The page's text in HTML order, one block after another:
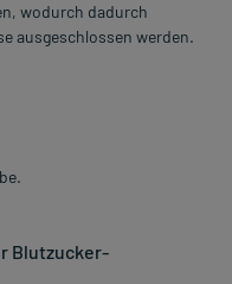
wodurch dadurch
ausgeschlossen werden.
Blutzucker-